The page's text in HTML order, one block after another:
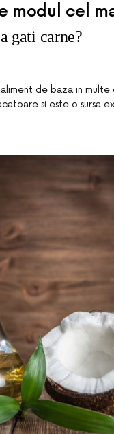
modul cel
gati carne?
de baza in
si este o sursa